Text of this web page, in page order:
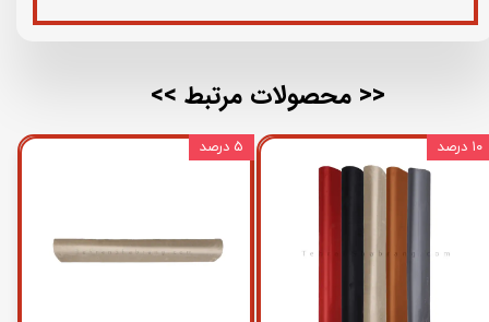
۱۰ درصد ۵ درصد
<< محصولات مرتبط >>